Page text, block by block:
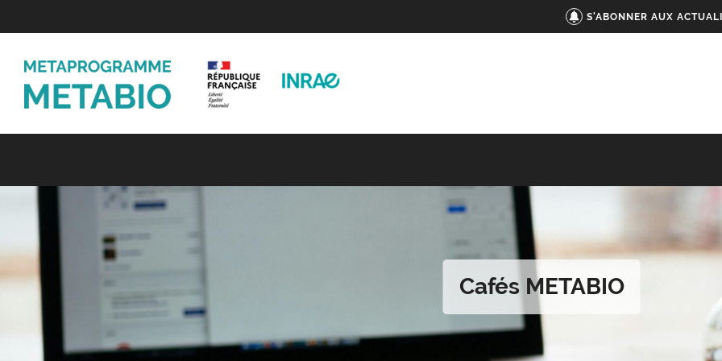
S'ABONNER AUX
Cafés METABIO